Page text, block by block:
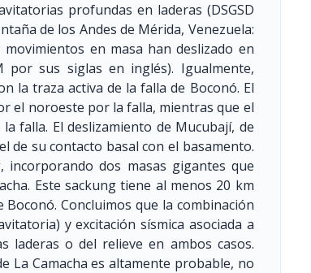
profundas en laderas (DSGSD
de los Andes de Mérida, Venezuela:
en masa han deslizado en
por sus siglas en inglés). Igualmente,
la traza activa de la falla de Boconó. El
el noroeste por la falla, mientras que el
falla. El deslizamiento de Mucubají, de
de su contacto basal con el basamento.
incorporando dos masas gigantes que
Este sackung tiene al menos 20 km
Concluimos que la combinación
y excitación sísmica asociada a
laderas o del relieve en ambos casos.
La Camacha es altamente probable, no